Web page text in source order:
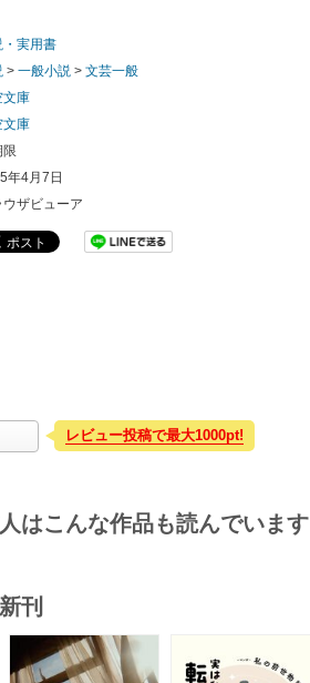
・実用書
> 一般小説 > 文芸一般
文庫
文庫
限
年4月7日
ウザビューア
レビュー投稿で最大1000pt!
はこんな作品も読んでいます
刊